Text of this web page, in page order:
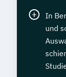
In
und